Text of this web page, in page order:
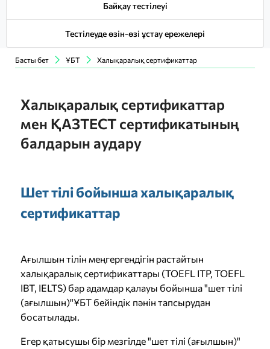
Байқау тестілеуі
Тестілеуде өзін-өзі ұстау ережелері
Басты бет ҰБТ Халықаралық сертификаттар
Халықаралық сертификаттар
мен ҚАЗТЕСТ сертификатының
балдарын аудару
Шет тілі бойынша халықаралық
сертификаттар
Ағылшын тілін меңгергендігін растайтын
халықаралық сертификаттары (TOEFL ITP, TOEFL
IBT, IELTS) бар адамдар қалауы бойынша "шет тілі
(ағылшын)"ҰБТ бейіндік пәнін тапсырудан
босатылады.
Егер қатысушы бір мезгілде "шет тілі (ағылшын)"